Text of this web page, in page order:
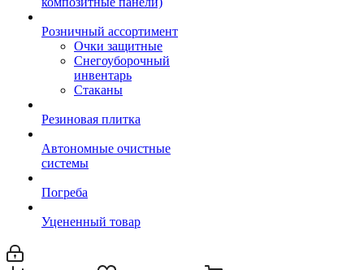
Розничный ассортимент
Очки защитные
Снегоуборочный
инвентарь
Стаканы
Резиновая плитка
Автономные очистные
системы
Погреба
Уцененный товар